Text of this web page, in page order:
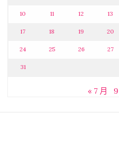
10 11 12 13
17 18 19 20
24 25 26 27
31
« 7 月